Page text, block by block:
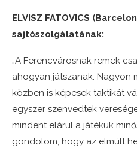
ELVISZ FATOVICS
sajtószolgálatának:
„A Ferencvárosnak remek
ahogyan játszanak. Nagyon
közben is képesek taktikát
egyszer szenvedtek
mindent elárul a játékuk
gondolom, hogy az elmúlt